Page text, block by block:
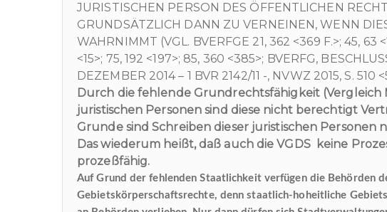
JURISTISCHEN PERSON DES ÖFFENTLICHEN
GRUNDSÄTZLICH DANN ZU VERNEINEN, WENN
WAHRNIMMT (VGL. BVERFGE 21, 362 <369 F.>; 45, 63
<15>; 75, 192 <197>; 85, 360 <385>; BVERFG,
DEZEMBER 2014 – 1 BVR 2142/11 -, NVWZ 2015, S. 510
Durch die fehlende Grundrechtsfähigkeit (Vergleich
juristischen Personen sind diese nicht berechtigt
Grunde sind Schreiben dieser juristischen
Das wiederum heißt, daß auch die VGDS keine
prozeßfähig.
Auf Grund der fehlenden Staatlichkeit verfügen die Behörden
Gebietskörperschaftsrechte, denn staatlich-hoheitliche